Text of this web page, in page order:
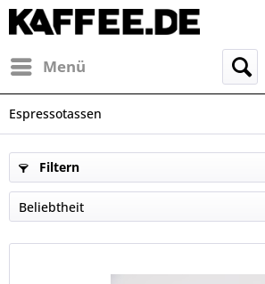
Menü
Espressotassen
Filtern